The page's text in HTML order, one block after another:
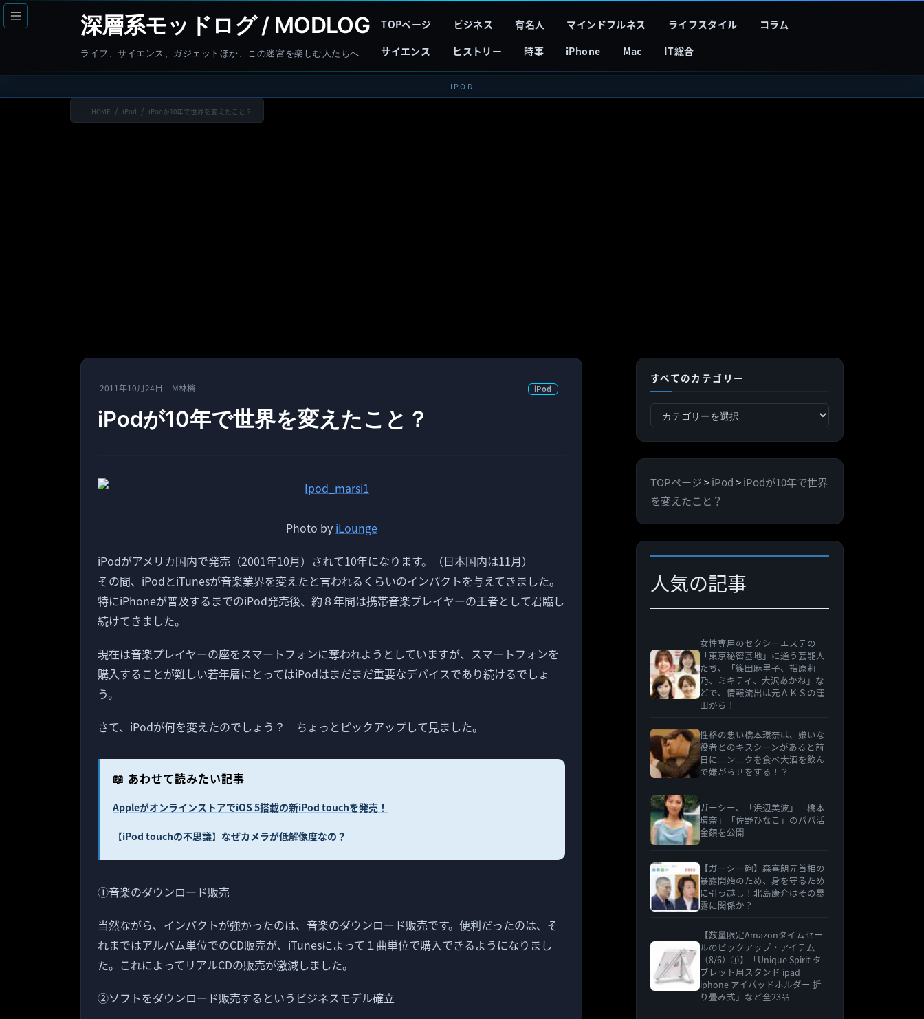
コ
ン
へ
ナ
ビ
ョ
深層系モッドログ / MODLOG
ライフ、サイエンス、ガジェットほか、この迷宮を楽しむ人たちへ
TOPページ ビジネス 有名人 マインドフルネス ライフスタイル
コラム
サイエンス
ヒストリー 時事 iPhone Mac IT総合
IPOD
HOME iPod iPodが10年で世界を変えたこと？
2011年10月24日 M林檎 iPod
iPodが10年で世界を変えたこと？
Photo by iLounge
iPodがアメリカ国内で発売（2001年10月）されて10年になります。（日本国内は11月）
その間、iPodとiTunesが音楽業界を変えたと言われるくらいのインパクトを与えてきました。
特にiPhoneが普及するまでのiPod発売後、約８年間は携帯音楽プレイヤーの王者として君臨し
続けてきました。
現在は音楽プレイヤーの座をスマートフォンに奪われようとしていますが、スマートフォンを
購入することが難しい若年層にとってはiPodはまだまだ重要なデバイスであり続けるでしょ
う。
さて、iPodが何を変えたのでしょう？ ちょっとピックアップして見ました。
📖 あわせて読みたい記事
AppleがオンラインストアでiOS 5搭載の新iPod touchを発売！
【iPod touchの不思議】なぜカメラが低解像度なの？
①音楽のダウンロード販売
当然ながら、インパクトが強かったのは、音楽のダウンロード販売です。便利だったのは、そ
れまではアルバム単位でのCD販売が、iTunesによって１曲単位で購入できるようになりまし
た。これによってリアルCDの販売が激減しました。
②ソフトをダウンロード販売するというビジネスモデル確立
すべてのカテゴリー
べ
カ
テ
ゴ
リ
ー
TOPページ>iPod>iPodが10年で世界
を変えたこと？
人気の記事
女性専用のセクシーエステの
「東京秘密基地」に通う芸能人
たち、「篠田麻里子、指原莉
乃、ミキティ、大沢あかね」な
どで、情報流出は元ＡＫＳの窪
田から！
性格の悪い橋本環奈は、嫌いな
役者とのキスシーンがあると前
日にニンニクを食べ大酒を飲ん
で嫌がらせをする！？
ガーシー、「浜辺美波」「橋本
環奈」「佐野ひなこ」のパパ活
金額を公開
【ガーシー砲】森喜朗元首相の
暴露開始のため、身を守るため
に引っ越し！北島康介はその暴
露に関係か？
【数量限定Amazonタイムセー
ルのピックアップ・アイテム
（8/6）①】「Unique Spirit タ
ブレット用スタンド ipad
iphone アイパッドホルダー 折
り畳み式」など全23品